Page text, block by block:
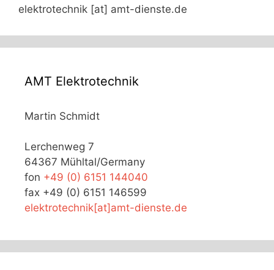
elektrotechnik [at] amt-dienste.de
AMT Elektrotechnik
Martin Schmidt
Lerchenweg 7
64367 Mühltal/Germany
fon +49 (0) 6151 144040
fax +49 (0) 6151 146599
elektrotechnik[at]amt-dienste.de